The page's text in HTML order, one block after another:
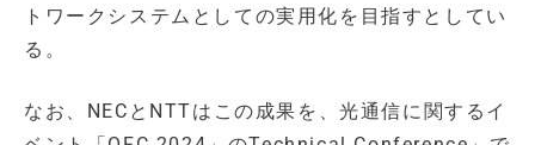
トワークシステムとしての実用化を目指すとしてい
る。
なお、NECとNTTはこの成果を、光通信に関するイ